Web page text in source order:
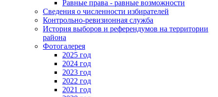
Равные права - равные возможности
Сведения о численности избирателей
Контрольно-ревизионная служба
История выборов и референдумов на территории
района
Фотогалерея
2025 год
2024 год
2023 год
2022 год
2021 год